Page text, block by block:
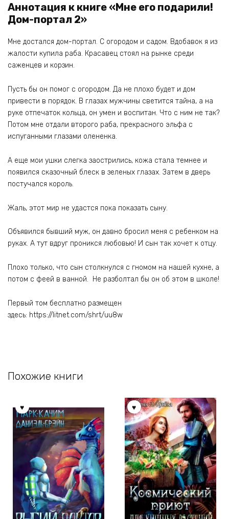
Аннотация к книге «Мне его подарили!
Дом-портал 2»
Мне достался дом-портал. С огородом и садом. Вдобавок я из
жалости купила раба. Красавец стоял на рынке среди
саженцев и корзин.
Пусть бы он помог с огородом. Да не плохо будет и дом
привести в порядок. В глазах мужчины светится тайна, а на
руке отпечаток кольца, он умен и воспитан. Что с ним не так?
Потом мне отдали второго раба, прекрасного эльфа с
испуганными глазами олененка.
А еще мои ушки слегка заострились, кожа стала темнее и
появился сказочный блеск в зеленых глазах. Затем в дверь
постучался король.
Жаль, этот мир не удастся пока показать сыну.
Объявился бывший муж, он давно бросил меня с ребенком на
руках. А тут вдруг проникся любовью! И сын так хочет к отцу.
Плохо только, что сын столкнулся с гномом на нашей кухне, а
потом с феей в ванной. Не разболтал бы он об этом в школе!
Первый том бесплатно размещен
здесь: https://litnet.com/shrt/uu8w
Похожие книги